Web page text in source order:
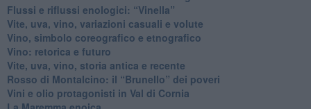
​Flussi e riflussi enologici: “Vinella”
Vite, uva, vino, variazioni casuali e volute
Vino, simbolo coreografico e etnografico
​Vino: retorica e futuro
​Vite, uva, vino, storia antica e recente
​Rosso di Montalcino: il “Brunello” dei poveri
Vini e olio protagonisti in Val di Cornia